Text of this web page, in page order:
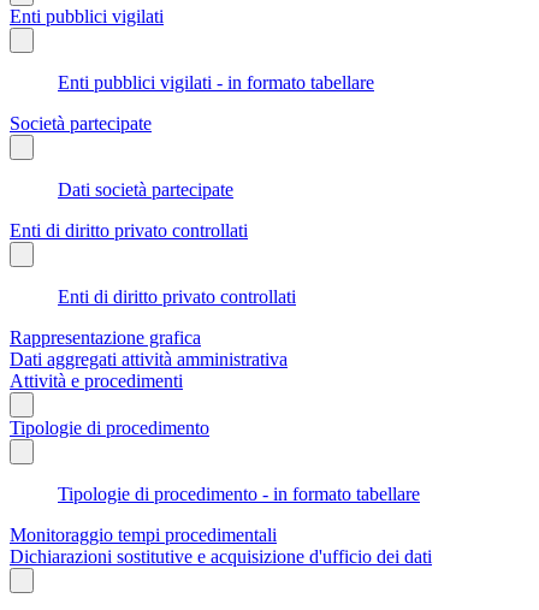
Enti pubblici vigilati
Enti pubblici vigilati - in formato tabellare
Società partecipate
Dati società partecipate
Enti di diritto privato controllati
Enti di diritto privato controllati
Rappresentazione grafica
Dati aggregati attività amministrativa
Attività e procedimenti
Tipologie di procedimento
Tipologie di procedimento - in formato tabellare
Monitoraggio tempi procedimentali
Dichiarazioni sostitutive e acquisizione d'ufficio dei dati